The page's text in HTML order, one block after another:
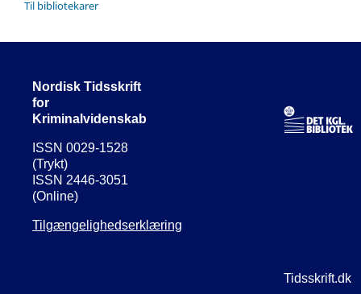
Til bibliotekarer
Nordisk Tidsskrift
for
Kriminalvidenskab
ISSN 0029-1528
(Trykt)
ISSN 2446-3051
(Online)
Tilgængelighedserklæring